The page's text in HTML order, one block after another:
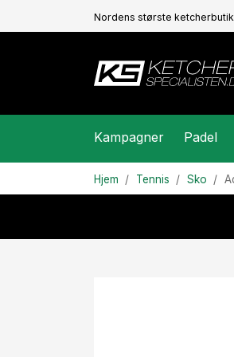
Nordens største ketcherbutik
Kampagner Padel
Hjem Tennis Sko